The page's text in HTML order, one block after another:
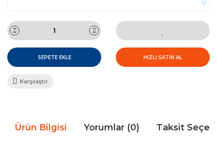
SEPETE EKLE HIZLI SATIN AL
Karşılaştır
Ürün Bilgisi Yorumlar (0) Taksit